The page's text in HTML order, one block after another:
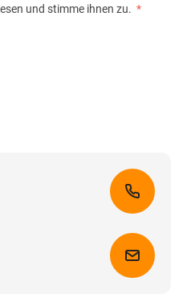
und stimme ihnen zu. *
erhalten